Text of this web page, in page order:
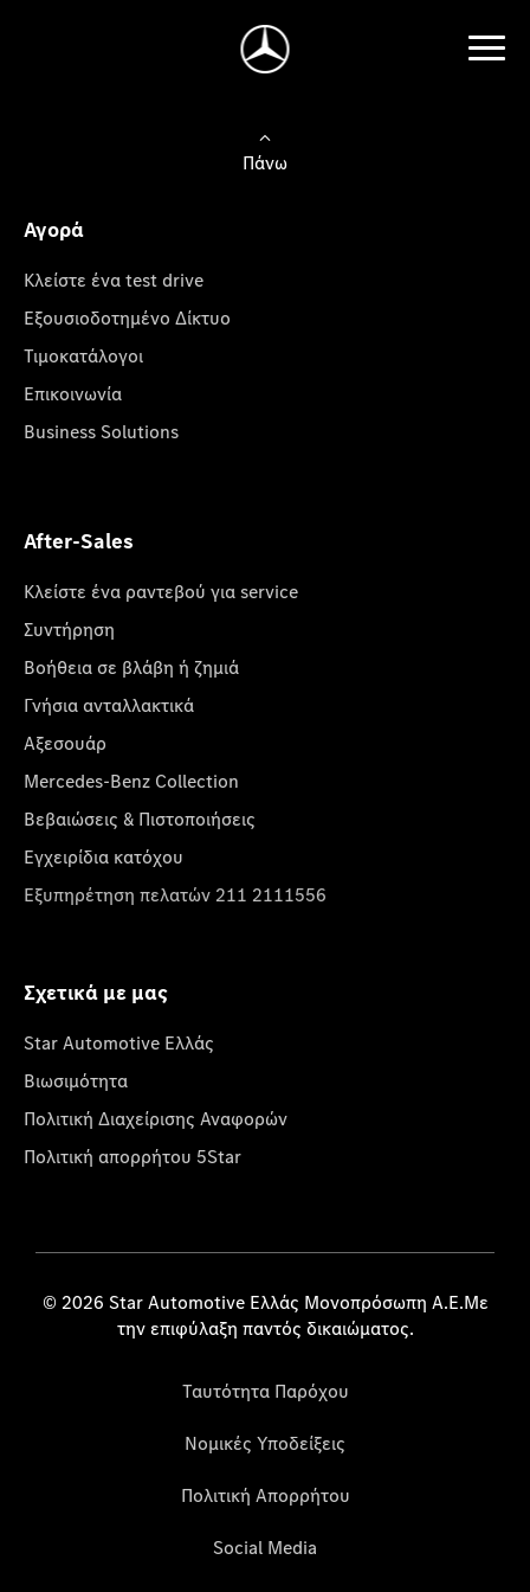
Πάνω
Αγορά
Κλείστε ένα test drive
Εξουσιοδοτημένο Δίκτυο
Τιμοκατάλογοι
Επικοινωνία
Business Solutions
After-Sales
Κλείστε ένα ραντεβού για service
Συντήρηση
Βοήθεια σε βλάβη ή ζημιά
Γνήσια ανταλλακτικά
Αξεσουάρ
Mercedes-Benz Collection
Βεβαιώσεις & Πιστοποιήσεις
Εγχειρίδια κατόχου
Εξυπηρέτηση πελατών 211 2111556
Σχετικά με μας
Star Automotive Ελλάς
Βιωσιμότητα
Πολιτική Διαχείρισης Αναφορών
Πολιτική απορρήτου 5Star
© 2026 Star Automotive Ελλάς Μονοπρόσωπη Α.Ε.Με
την επιφύλαξη παντός δικαιώματος.
Ταυτότητα Παρόχου
Νομικές Υποδείξεις
Πολιτική Απορρήτου
Social Media